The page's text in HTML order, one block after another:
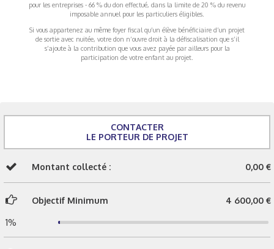
pour les entreprises - 66 % du don effectué, dans la limite de 20 % du revenu
imposable annuel pour les particuliers éligibles.
Si vous appartenez au même foyer fiscal qu’un élève bénéficiaire d’un projet
de sortie avec nuitée, votre don n’ouvre droit à la défiscalisation que s’il
s’ajoute à la contribution que vous avez payée par ailleurs pour la
participation de votre enfant au projet.
CONTACTER
LE PORTEUR DE PROJET
Montant collecté : 0,00 €
Objectif Minimum 4 600,00 €
1%